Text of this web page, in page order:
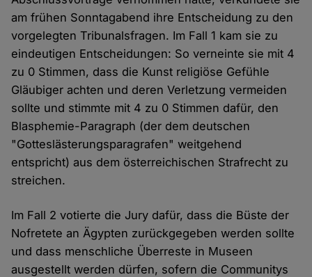
am frühen Sonntagabend ihre Entscheidung zu den
vorgelegten Tribunalsfragen. Im Fall 1 kam sie zu
eindeutigen Entscheidungen: So verneinte sie mit 4
zu 0 Stimmen, dass die Kunst religiöse Gefühle
Gläubiger achten und deren Verletzung vermeiden
sollte und stimmte mit 4 zu 0 Stimmen dafür, den
Blasphemie-Paragraph (der dem deutschen
"Gotteslästerungsparagrafen" weitgehend
entspricht) aus dem österreichischen Strafrecht zu
streichen.
Im Fall 2 votierte die Jury dafür, dass die Büste der
Nofretete an Ägypten zurückgegeben werden sollte
und dass menschliche Überreste in Museen
ausgestellt werden dürfen, sofern die Communitys